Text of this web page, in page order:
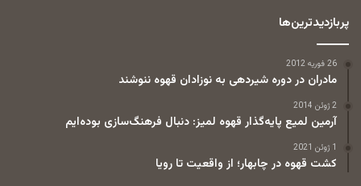
پربازدیدترین‌ها
26 فوریه 2012
مادران در دوره شیردهی به نوزادان قهوه ننوشند
2 ژوئن 2014
آرمین لمیع پایه‌گذار قهوه لمیز: دنبال فرهنگ‌سازی بوده‌ایم
1 ژوئن 2021
کشت قهوه در چابهار؛ از واقعیت تا رویا